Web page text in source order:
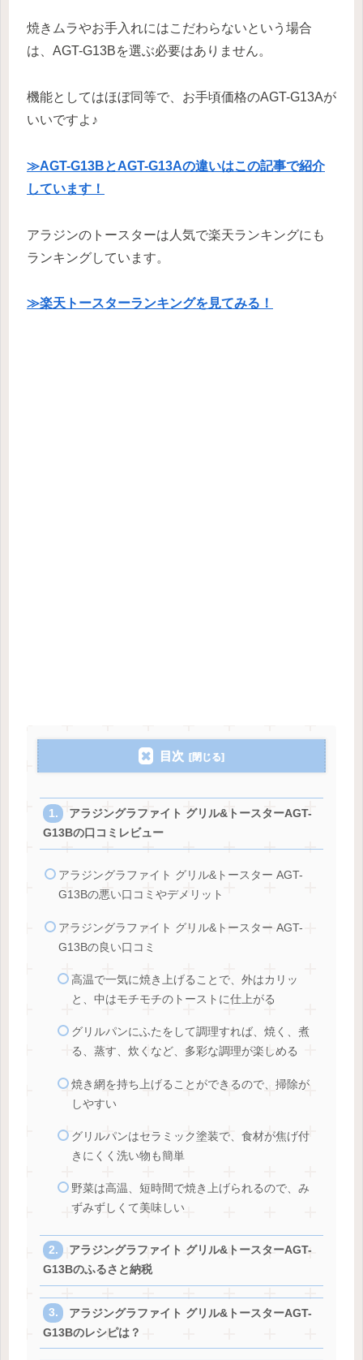
焼きムラやお手入れにはこだわらないという場合
は、AGT-G13Bを選ぶ必要はありません。
機能としてはほぼ同等で、お手頃価格のAGT-G13Aが
いいですよ♪
≫AGT-G13BとAGT-G13Aの違いはこの記事で紹介
しています！
アラジンのトースターは人気で楽天ランキングにも
ランキングしています。
≫楽天トースターランキングを見てみる！
目次
アラジングラファイト グリル&トースターAGT-
G13Bの口コミレビュー
アラジングラファイト グリル&トースター AGT-
G13Bの悪い口コミやデメリット
アラジングラファイト グリル&トースター AGT-
G13Bの良い口コミ
高温で一気に焼き上げることで、外はカリッ
と、中はモチモチのトーストに仕上がる
グリルパンにふたをして調理すれば、焼く、煮
る、蒸す、炊くなど、多彩な調理が楽しめる
焼き網を持ち上げることができるので、掃除が
しやすい
グリルパンはセラミック塗装で、食材が焦げ付
きにくく洗い物も簡単
野菜は高温、短時間で焼き上げられるので、み
ずみずしくて美味しい
アラジングラファイト グリル&トースターAGT-
G13Bのふるさと納税
アラジングラファイト グリル&トースターAGT-
G13Bのレシピは？